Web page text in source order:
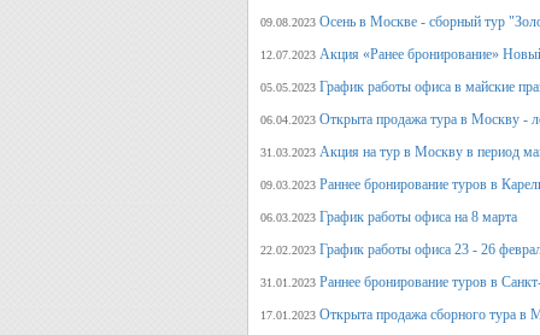
09.08.2023 Осень в Москве - сборный тур
12.07.2023 Акция «Ранее бронирование»
05.05.2023 График работы офиса в майские
06.04.2023 Открыта продажа тура в Москву -
31.03.2023 Акция на тур в Москву в период
09.03.2023 Раннее бронирование туров в
06.03.2023 График работы офиса на 8 марта
22.02.2023 График работы офиса 23 - 26
31.01.2023 Раннее бронирование туров в
17.01.2023 Открыта продажа сборного тура в